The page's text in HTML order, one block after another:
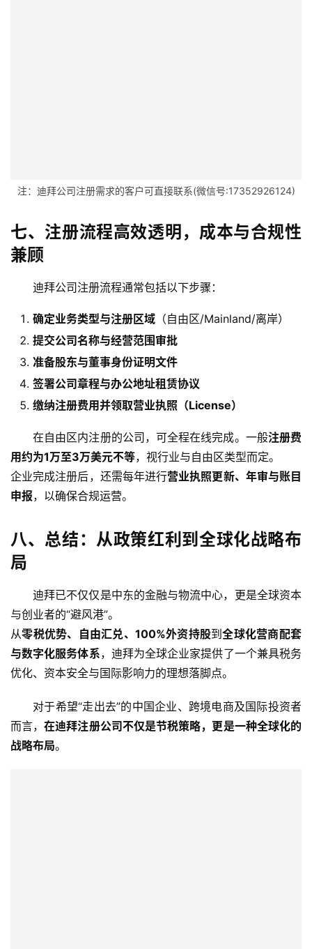
户
全
球
支
案
球
金
融
问
答
生
作
伙
伴
专
栏
登录 注册
注：迪拜公司注册需求的客户可直接联系(微信号:17352926124)
七、注册流程高效透明，成本与合规性
兼顾
迪拜公司注册流程通常包括以下步骤：
确定业务类型与注册区域 （自由区/Mainland/离岸）
提交公司名称与经营范围审批
准备股东与董事身份证明文件
签署公司章程与办公地址租赁协议
缴纳注册费用并领取营业执照（License）
在自由区内注册的公司，可全程在线完成。一般注册费
用约为1万至3万美元不等，视行业与自由区类型而定。
企业完成注册后，还需每年进行营业执照更新、年审与账目
申报，以确保合规运营。
八、总结：从政策红利到全球化战略布
局
迪拜已不仅仅是中东的金融与物流中心，更是全球资本
与创业者的“避风港”。
从零税优势、自由汇兑、100%外资持股到全球化营商配套
与数字化服务体系，迪拜为全球企业家提供了一个兼具税务
优化、资本安全与国际影响力的理想落脚点。
对于希望“走出去”的中国企业、跨境电商及国际投资者
而言，在迪拜注册公司不仅是节税策略，更是一种全球化的
战略布局。